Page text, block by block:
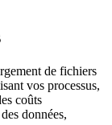
de fichiers
vos processus,
coûts
données,